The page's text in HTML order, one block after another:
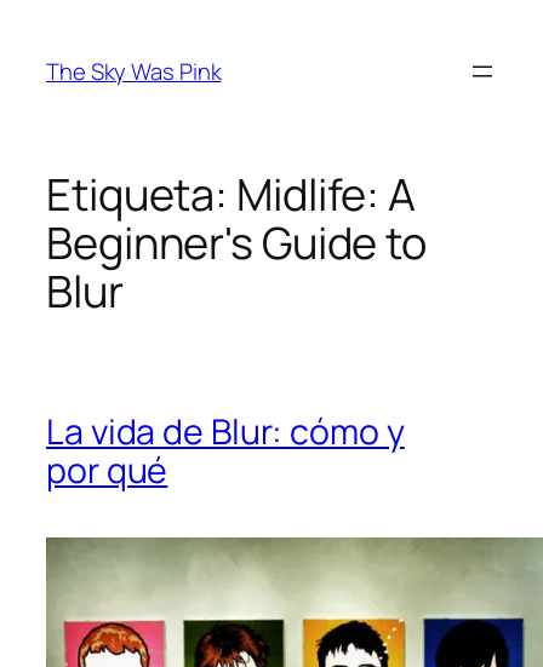
contenido
The Sky Was Pink
Etiqueta: Midlife: A
Beginner's Guide to
Blur
La vida de Blur: cómo y
por qué